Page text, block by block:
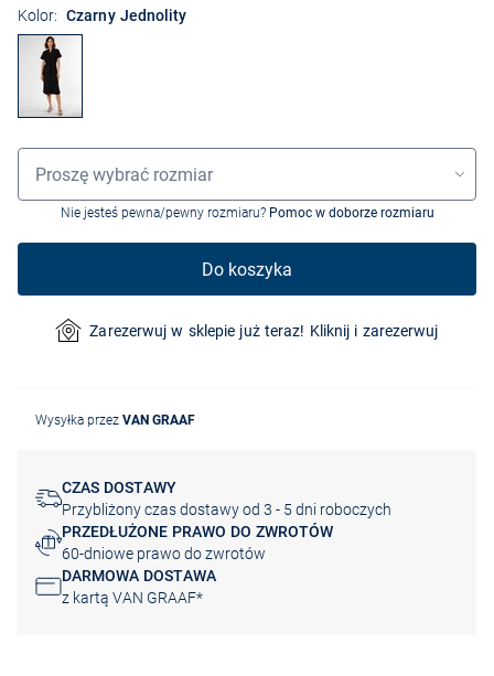
Kolor: Czarny Jednolity
Wybór rozmiaru
Proszę wybrać rozmiar
Nie jesteś pewna/pewny rozmiaru? Pomoc w doborze rozmiaru
Do koszyka
Zarezerwuj w sklepie już teraz! Kliknij i zarezerwuj
Wysyłka przez VAN GRAAF
CZAS DOSTAWY
Przybliżony czas dostawy od 3 - 5 dni roboczych
PRZEDŁUŻONE PRAWO DO ZWROTÓW
60-dniowe prawo do zwrotów
DARMOWA DOSTAWA
z kartą VAN GRAAF*